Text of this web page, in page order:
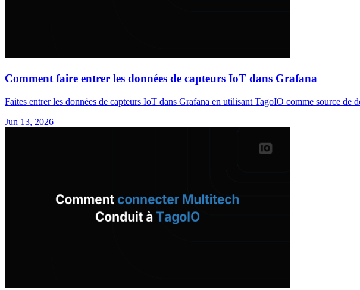
Comment faire entrer les données de capteurs IoT dans Grafana
Faites entrer les données de capteurs IoT dans Grafana en utilisant TagoIO comme source de
Jun 13, 2026